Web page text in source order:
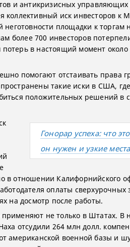
и антикризисных управляющих
коллективный иск инвесторов к
неготовности площадки к
более 700 инвесторов
в настоящий момент около
помогают отстаивать права
такие иски в США, где
положительных решений в
Гонорар успеха: что
он нужен и узкие места
в отношении Калифорнийского
оплаты сверхурочных
на досмотр после работы.
не только в Штатах. В
отсудили 264 млн долл.
американской военной базы и